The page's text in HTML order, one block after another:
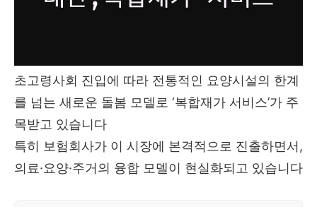
초고령사회 진입에 따라 전통적인 요양시설의 한계
를 넘는 새로운 돌봄 모델로 ‘복합재가 서비스’가 주
목받고 있습니다
특히 보험회사가 이 시장에 본격적으로 진출하면서,
의료·요양·주거의 융합 모델이 현실화되고 있습니다